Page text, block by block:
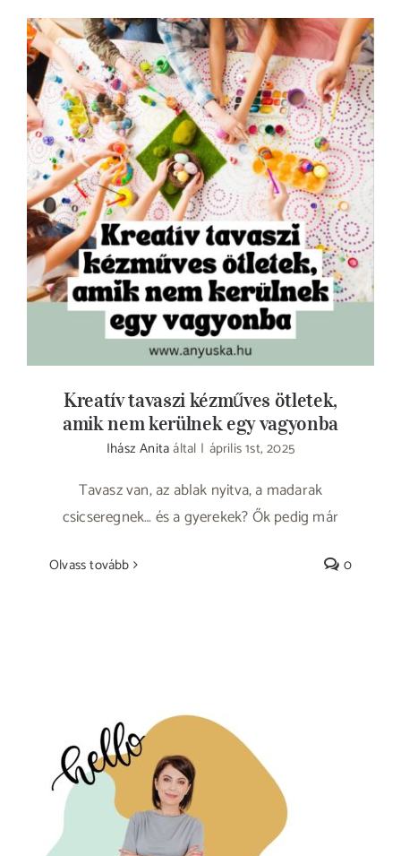
Kreatív tavaszi kézműves ötletek, amik
nem kerülnek egy vagyonba
Kreatív tavaszi kézműves ötletek,
amik nem kerülnek egy vagyonba
Ihász Anitaáltal | április 1st, 2025
Tavasz van, az ablak nyitva, a madarak
csicseregnek… és a gyerekek? Ők pedig már
Olvass tovább 0